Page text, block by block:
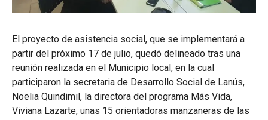
El proyecto de asistencia social, que se implementará a
partir del próximo 17 de julio, quedó delineado tras una
reunión realizada en el Municipio local, en la cual
participaron la secretaria de Desarrollo Social de Lanús,
Noelia Quindimil, la directora del programa Más Vida,
Viviana Lazarte, unas 15 orientadoras manzaneras de las